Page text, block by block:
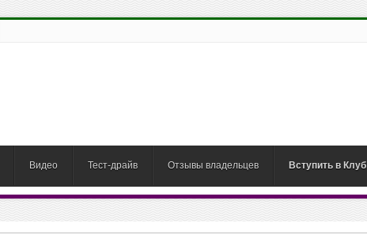
Видео Тест-драйв Отзывы владельцев Вступить в Клуб